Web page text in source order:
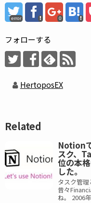
error 0
フォローする
HertoposEX
Related
Notion
スク、
位の本
した。
タスク管理
昔々
ね。 2006